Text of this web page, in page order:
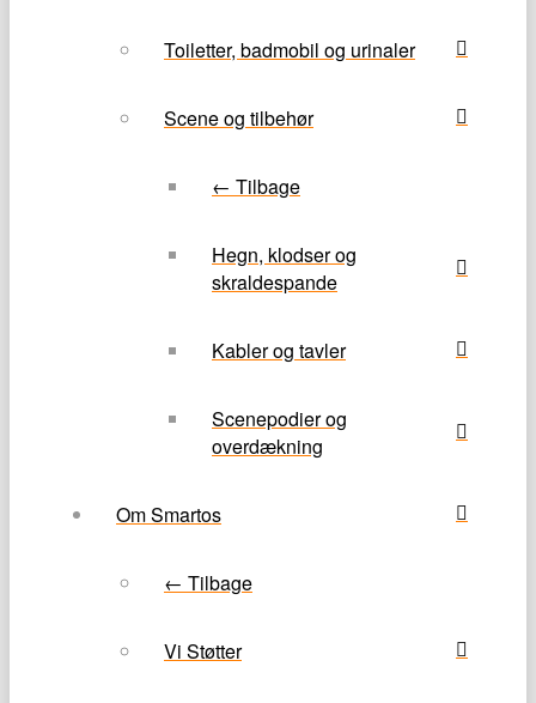
Toiletter, badmobil og urinaler
Scene og tilbehør
← Tilbage
Hegn, klodser og
skraldespande
Kabler og tavler
Scenepodier og
overdækning
Om Smartos
← Tilbage
Vi Støtter